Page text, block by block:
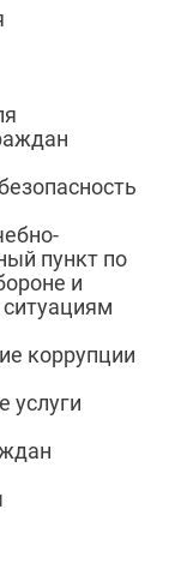
пункт по
и
коррупции
услуги